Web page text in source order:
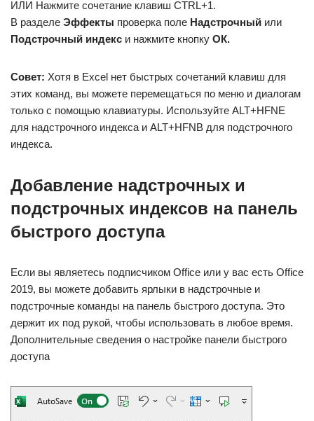
ИЛИ Нажмите сочетание клавиш CTRL+1.
В разделе Эффекты проверка поле Надстрочный или
Подстрочный индекс и нажмите кнопку ОК.
Совет: Хотя в Excel нет быстрых сочетаний клавиш для
этих команд, вы можете перемещаться по меню и диалогам
только с помощью клавиатуры. Используйте ALT+HFNE
для надстрочного индекса и ALT+HFNB для подстрочного
индекса.
Добавление надстрочных и
подстрочных индексов на панель
быстрого доступа
Если вы являетесь подписчиком Office или у вас есть Office
2019, вы можете добавить ярлыки в надстрочные и
подстрочные команды на панель быстрого доступа. Это
держит их под рукой, чтобы использовать в любое время.
Дополнительные сведения о настройке панели быстрого
доступа